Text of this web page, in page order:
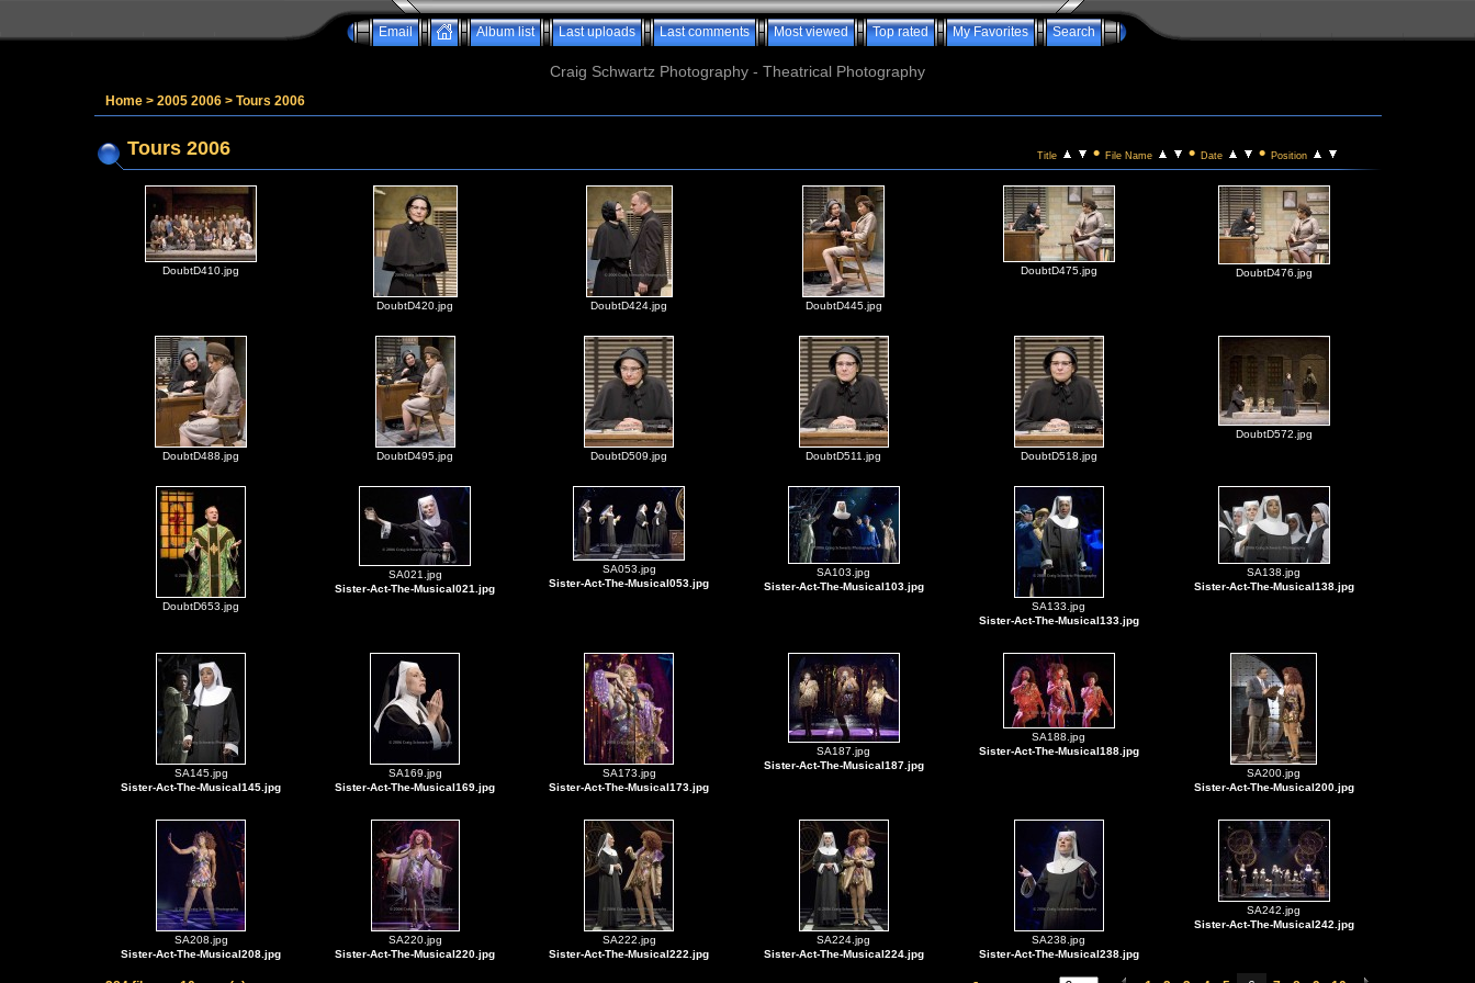
Email Album list Last uploads Last comments Most viewed Top rated My Favorites Search
Craig Schwartz Photography - Theatrical Photography
Home> 2005 2006> Tours 2006
Tours 2006 Title • File Name • Date • Position
DoubtD410.jpg
DoubtD420.jpg DoubtD424.jpg DoubtD445.jpg
DoubtD475.jpg DoubtD476.jpg
DoubtD488.jpg DoubtD495.jpg DoubtD509.jpg DoubtD511.jpg DoubtD518.jpg
DoubtD572.jpg
DoubtD653.jpg
SA021.jpg
Sister-Act-The-Musical021.jpg
SA053.jpg
Sister-Act-The-Musical053.jpg
SA103.jpg
Sister-Act-The-Musical103.jpg
SA133.jpg
Sister-Act-The-Musical133.jpg
SA138.jpg
Sister-Act-The-Musical138.jpg
SA145.jpg
Sister-Act-The-Musical145.jpg
SA169.jpg
Sister-Act-The-Musical169.jpg
SA173.jpg
Sister-Act-The-Musical173.jpg
SA187.jpg
Sister-Act-The-Musical187.jpg
SA188.jpg
Sister-Act-The-Musical188.jpg
SA200.jpg
Sister-Act-The-Musical200.jpg
SA208.jpg
Sister-Act-The-Musical208.jpg
SA220.jpg
Sister-Act-The-Musical220.jpg
SA222.jpg
Sister-Act-The-Musical222.jpg
SA224.jpg
Sister-Act-The-Musical224.jpg
SA238.jpg
Sister-Act-The-Musical238.jpg
SA242.jpg
Sister-Act-The-Musical242.jpg